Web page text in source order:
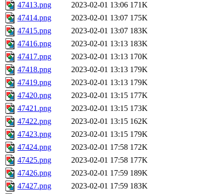
47413.png
2023-02-01 13:06 171K
47414.png
2023-02-01 13:07 175K
47415.png
2023-02-01 13:07 183K
47416.png
2023-02-01 13:13 183K
47417.png
2023-02-01 13:13 170K
47418.png
2023-02-01 13:13 179K
47419.png
2023-02-01 13:13 179K
47420.png
2023-02-01 13:15 177K
47421.png
2023-02-01 13:15 173K
47422.png
2023-02-01 13:15 162K
47423.png
2023-02-01 13:15 179K
47424.png
2023-02-01 17:58 172K
47425.png
2023-02-01 17:58 177K
47426.png
2023-02-01 17:59 189K
47427.png
2023-02-01 17:59 183K